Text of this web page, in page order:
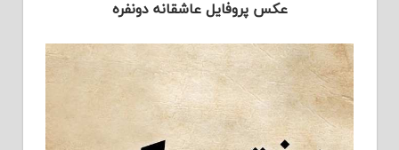
عکس پروفایل عاشقانه دونفره